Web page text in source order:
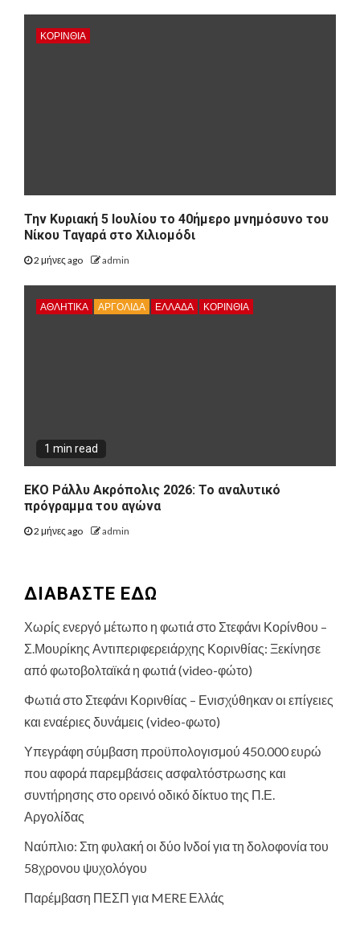
ΚΟΡΙΝΘΊΑ
Την Κυριακή 5 Ιουλίου το 40ήμερο μνημόσυνο του
Νίκου Ταγαρά στο Χιλιομόδι
2 μήνες ago admin
ΑΘΛΗΤΙΚΑ ΑΡΓΟΛΙΔΑ ΕΛΛΑΔΑ ΚΟΡΙΝΘΊΑ
1 min read
ΕΚΟ Ράλλυ Ακρόπολις 2026: Το αναλυτικό
πρόγραμμα του αγώνα
2 μήνες ago admin
ΔΙΑΒΑΣΤΕ ΕΔΩ
Χωρίς ενεργό μέτωπο η φωτιά στο Στεφάνι Κορίνθου –
Σ.Μουρίκης Αντιπεριφερειάρχης Κορινθίας: Ξεκίνησε
από φωτοβολταϊκά η φωτιά (video-φώτο)
Φωτιά στο Στεφάνι Κορινθίας – Ενισχύθηκαν οι επίγειες
και εναέριες δυνάμεις (video-φωτο)
Υπεγράφη σύμβαση προϋπολογισμού 450.000 ευρώ
που αφορά παρεμβάσεις ασφαλτόστρωσης και
συντήρησης στο ορεινό οδικό δίκτυο της Π.Ε.
Αργολίδας
Ναύπλιο: Στη φυλακή οι δύο Ινδοί για τη δολοφονία του
58χρονου ψυχολόγου
Παρέμβαση ΠΕΣΠ για MERE Ελλάς